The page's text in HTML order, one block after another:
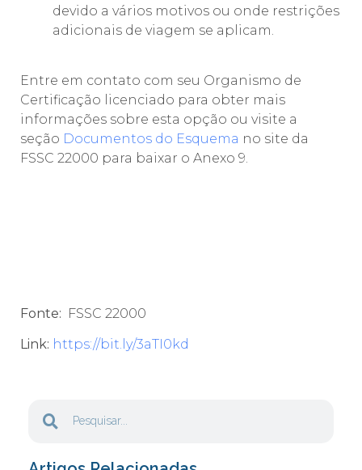
devido a vários motivos ou onde restrições
adicionais de viagem se aplicam.
Entre em contato com seu Organismo de
Certificação licenciado para obter mais
informações sobre esta opção ou visite a
seção Documentos do Esquema no site da
FSSC 22000 para baixar o Anexo 9.
Fonte: FSSC 22000
Link: https://bit.ly/3aTI0kd